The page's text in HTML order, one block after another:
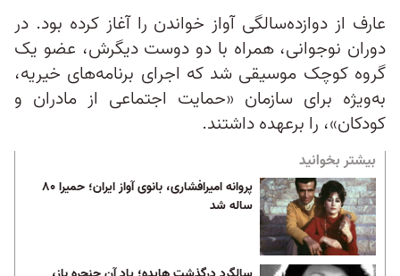
عارف از دوازده‌سالگی آواز خواندن را آغاز کرده بود. در
دوران نوجوانی، همراه با دو دوست دیگرش، عضو یک
گروه کوچک موسیقی شد که اجرای برنامه‌های خیریه،
به‌ویژه برای سازمان «حمایت اجتماعی از مادران و
کودکان»، را برعهده داشتند.
بیشتر بخوانید
پروانه امیرافشاری، بانوی آواز ایران؛ حمیرا ۸۰
ساله شد